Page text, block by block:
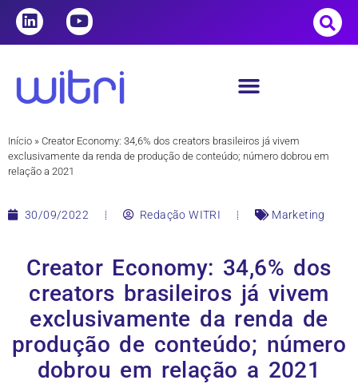
Início » Creator Economy: 34,6% dos creators brasileiros já vivem
exclusivamente da renda de produção de conteúdo; número dobrou em
relação a 2021
30/09/2022 Redação WITRI Marketing
Creator Economy: 34,6% dos
creators brasileiros já vivem
exclusivamente da renda de
produção de conteúdo; número
dobrou em relação a 2021